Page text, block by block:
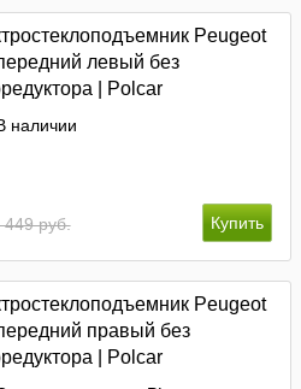
Peugeot
левый без
| Polcar
наличии
449 руб.
Peugeot
правый без
| Polcar